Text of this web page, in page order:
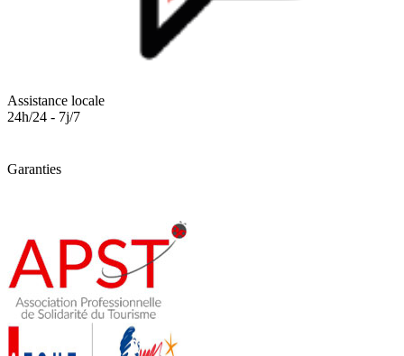
Assistance locale
24h/24 - 7j/7
Garanties